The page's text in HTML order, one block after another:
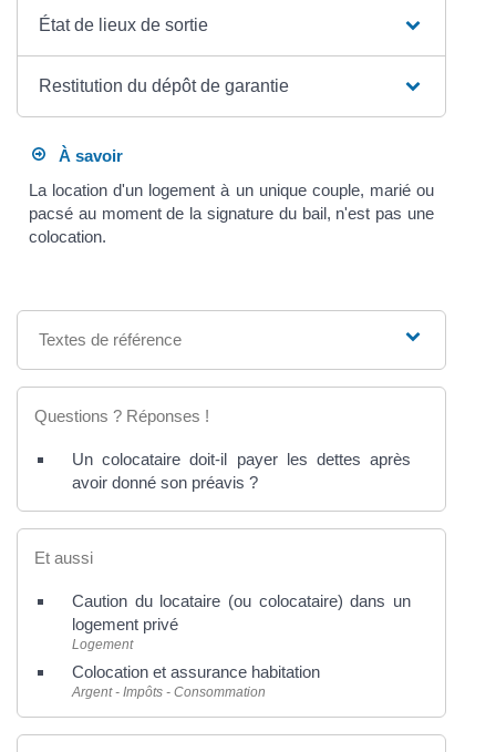
État de lieux de sortie
Restitution du dépôt de garantie
À savoir
La location d'un logement à un unique couple, marié ou
pacsé au moment de la signature du bail, n'est pas une
colocation.
Textes de référence
Questions ? Réponses !
Un colocataire doit-il payer les dettes après
avoir donné son préavis ?
Et aussi
Caution du locataire (ou colocataire) dans un
logement privé
Logement
Colocation et assurance habitation
Argent - Impôts - Consommation